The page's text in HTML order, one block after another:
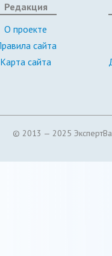
Редакция
О проекте
сайта
Карта сайта
© 2013 — 2025